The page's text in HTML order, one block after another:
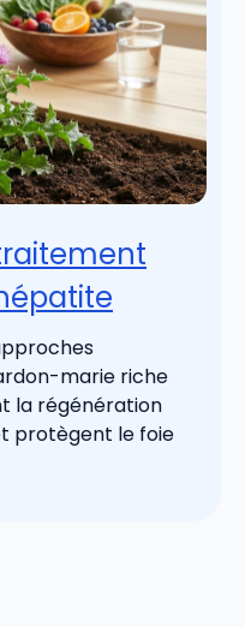
marie riche
la régénération
protègent le foie